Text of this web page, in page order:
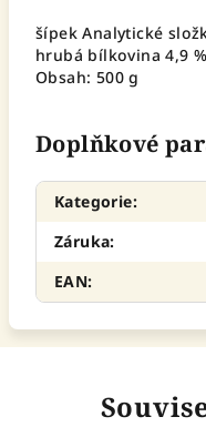
šípek Analytické
hrubá bílkovina 4,9 %
Obsah: 500 g
Doplňkové
Kategorie:
Záruka:
EAN: